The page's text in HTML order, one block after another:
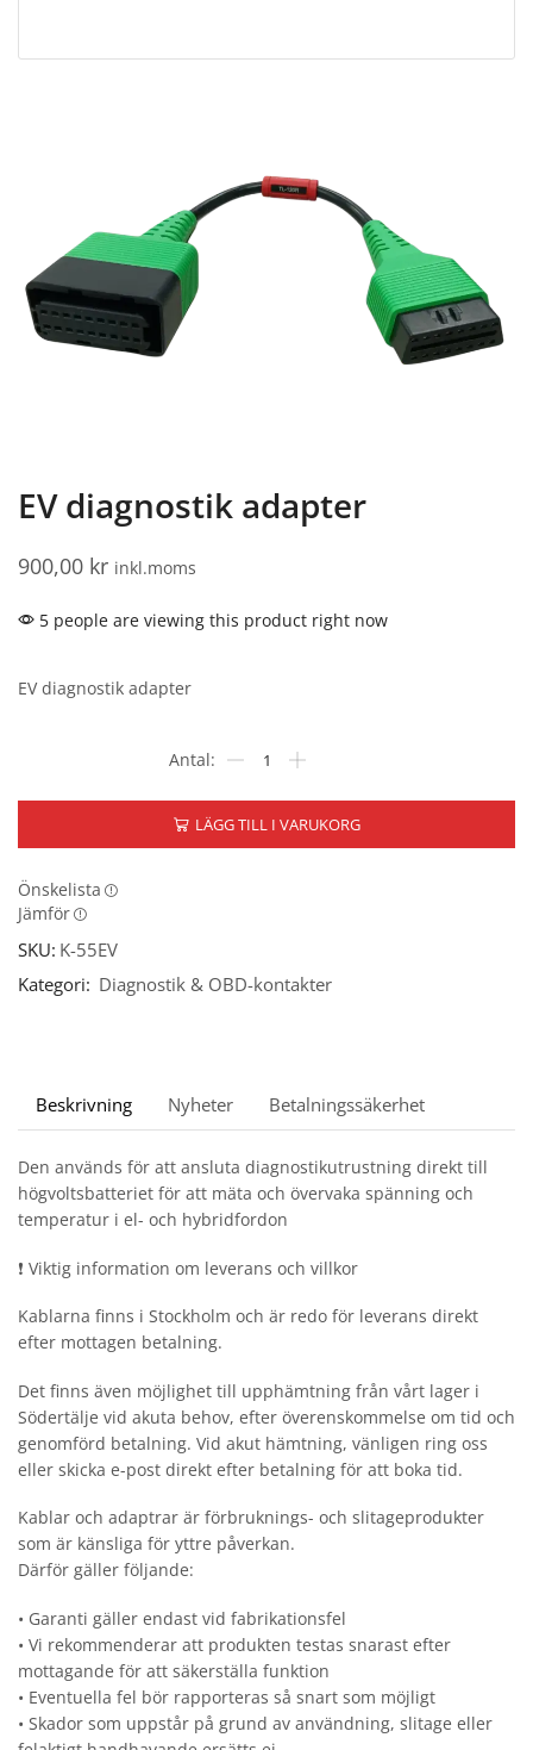
EV diagnostik adapter
900,00 kr inkl.moms
5 people are viewing this product right now
EV diagnostik adapter
LÄGG TILL I VARUKORG
Önskelista
Jämför
SKU: K-55EV
Kategori: Diagnostik & OBD-kontakter
Beskrivning Nyheter Betalningssäkerhet
Den används för att ansluta diagnostikutrustning direkt till
högvoltsbatteriet för att mäta och övervaka spänning och
temperatur i el- och hybridfordon
❗ Viktig information om leverans och villkor
Kablarna finns i Stockholm och är redo för leverans direkt
efter mottagen betalning.
Det finns även möjlighet till upphämtning från vårt lager i
Södertälje vid akuta behov, efter överenskommelse om tid och
genomförd betalning. Vid akut hämtning, vänligen ring oss
eller skicka e-post direkt efter betalning för att boka tid.
Kablar och adaptrar är förbruknings- och slitageprodukter
som är känsliga för yttre påverkan.
Därför gäller följande:
• Garanti gäller endast vid fabrikationsfel
• Vi rekommenderar att produkten testas snarast efter
mottagande för att säkerställa funktion
• Eventuella fel bör rapporteras så snart som möjligt
• Skador som uppstår på grund av användning, slitage eller